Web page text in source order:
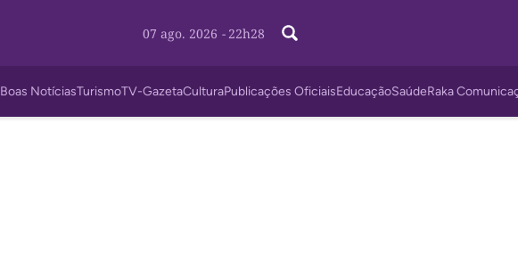
07 ago. 2026 - 22h28
Boas NotíciasTurismoTV-GazetaCulturaPublicações OficiaisEducaçãoSaúdeRaka